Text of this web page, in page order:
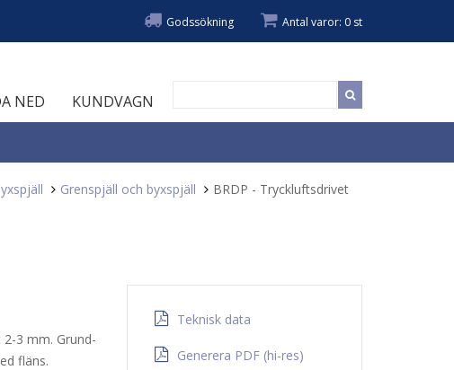
Godssökning Antal varor: 0 st
NED KUNDVAGN
Grenspjäll och byxspjäll BRDP - Tryckluftsdrivet
3 mm. Grund-
fläns.
Teknisk data
Generera PDF (hi-res)